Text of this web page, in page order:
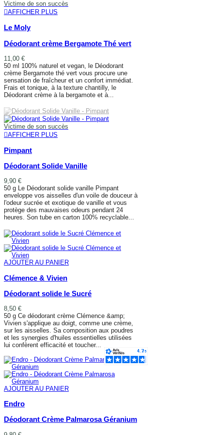
Victime de son succès
AFFICHER PLUS
Le Moly
Déodorant crème Bergamote Thé vert
11,00 €
50 ml 100% naturel et vegan, le Déodorant
crème Bergamote thé vert vous procure une
sensation de fraîcheur et un confort immédiat.
Frais et tonique, à la texture chantilly, le
Déodorant crème à la bergamote et à...
Victime de son succès
AFFICHER PLUS
Pimpant
Déodorant Solide Vanille
9,90 €
50 g Le Déodorant solide vanille Pimpant
enveloppe vos aisselles d'un voile de douceur à
l'odeur sucrée et exotique de vanille et vous
protège des mauvaises odeurs pendant 24
heures. Son tube en carton 100% recyclable...
AJOUTER AU PANIER
Clémence & Vivien
Déodorant solide le Sucré
8,50 €
50 g Ce déodorant crème Clémence &amp;
Vivien s'applique au doigt, comme une crème,
sur les aisselles. Sa composition aux poudres
et les synergies d'huiles essentielles utilisées
lui confèrent efficacité et toucher...
AJOUTER AU PANIER
Endro
Déodorant Crème Palmarosa Géranium